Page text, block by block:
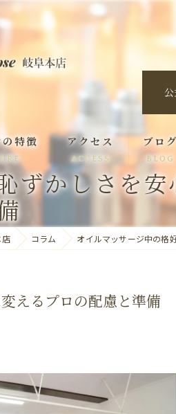
特徴 アクセス
ACCESS
ブログ
BLOG
ずかしさを
コラム オイルマッサージ中の格
えるプロの配慮と準備